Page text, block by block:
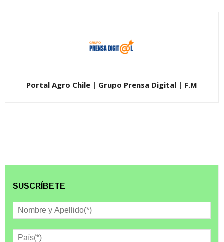
Portal Agro Chile | Grupo Prensa Digital | F.M
SUSCRÍBETE